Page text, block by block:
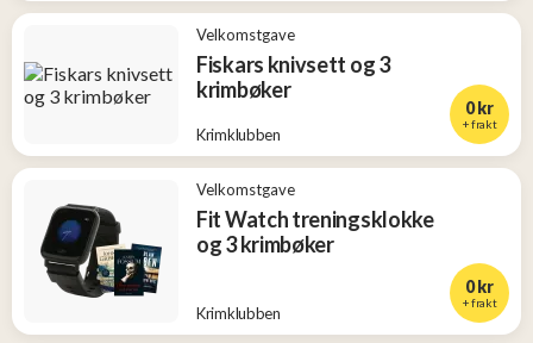
Velkomstgave
Fiskars knivsett og 3
krimbøker
Krimklubben
0 kr
+ frakt
Velkomstgave
Fit Watch treningsklokke
og 3 krimbøker
Krimklubben
0 kr
+ frakt